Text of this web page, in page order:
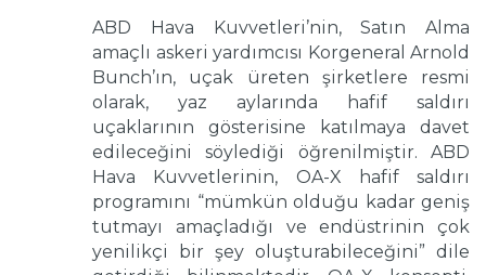
ABD Hava Kuvvetleri’nin, Satın Alma
amaçlı askeri yardımcısı Korgeneral Arnold
Bunch’ın, uçak üreten şirketlere resmi
olarak, yaz aylarında hafif saldırı
uçaklarının gösterisine katılmaya davet
edileceğini söylediği öğrenilmiştir. ABD
Hava Kuvvetlerinin, OA-X hafif saldırı
programını “mümkün olduğu kadar geniş
tutmayı amaçladığı ve endüstrinin çok
yenilikçi bir şey oluşturabileceğini” dile